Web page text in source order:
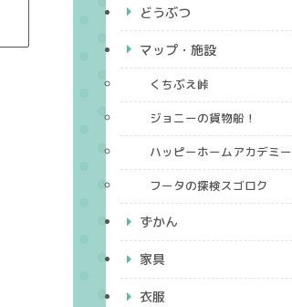
どうぶつ
マップ・施設
くちぶえ峠
ジョニーの貨物船！
ハッピーホームアカデミー
フータの探検スゴロク
ずかん
家具
衣服